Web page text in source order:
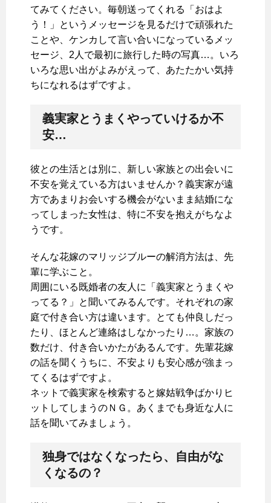
てみてください。毎朝送ってくれる「おはよ
う！」というメッセージを見るだけで頑張れた
ことや、ケンカして言い合いになっているメッ
セージ、2人で最初に旅行した時の写真…。いろ
いろな思い出がよみがえって、あたたかい気持
ちになれるはずですよ。
義実家とうまくやっていけるか不
安…
彼との生活とは別に、新しい家族との出会いに
不安を覚えている方はいませんか？義実家が遠
方であまりお会いする機会がないまま結婚にな
ってしまった女性は、特に不安を抱えがちなよ
うです。
そんな花嫁のマリッジブルーの解消方法は、先
輩に学ぶこと。
周囲にいる既婚者の友人に「義実家とうまくや
ってる？」と聞いてみるんです。それぞれの家
庭で付き合い方は違います。とても仲良しだっ
たり、ほとんど連絡はしなかったり…。家族の
数だけ、付き合いかたがあるんです。先輩花嫁
の話を聞くうちに、不安よりも安心感が強まっ
てくるはずですよ。
ネットで義実家を検索すると嫁姑戦争ばかりヒ
ットしてしまうのＮＧ。あくまでも身近な人に
話を聞いてみましょう。
独身ではなくなったら、自由がな
くなるの？